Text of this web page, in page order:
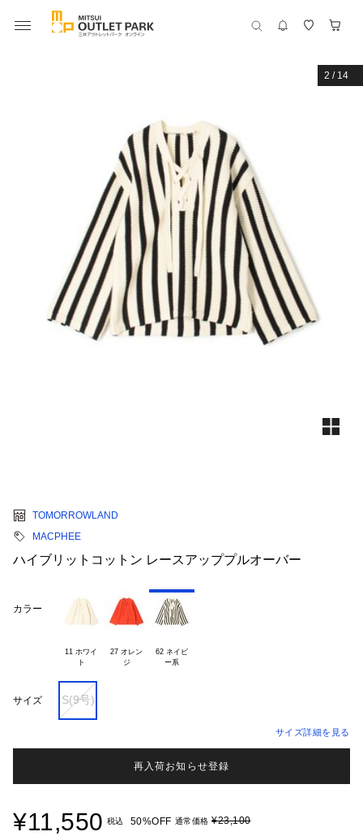
2 / 14
TOMORROWLAND
MACPHEE
ハイブリットコットン レースアッププルオーバー
カラー
11 ホワイ
27 オレン
ジ
62 ネイビ
サイズ S(9号)
サイズ詳細を見る
再入荷お知らせ登録
¥11,550 税込 50%OFF 通常価格 ¥23,100